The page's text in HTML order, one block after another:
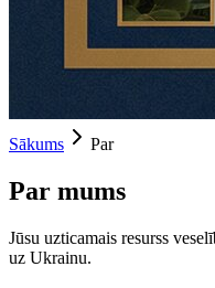
Sākums Par
Par mums
Jūsu uzticamais resurss
uz Ukrainu.